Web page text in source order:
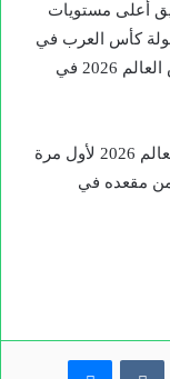
أعلى مستويات
كأس العرب في
قطر في كانون الاول/ديسمبر، ومنافسات كأس العالم 2026 في
يذكر أن الأردن حسم تأهله إلى نهائيات كأس العالم 2026 لأول مرة
مقعده في
ماسنجر